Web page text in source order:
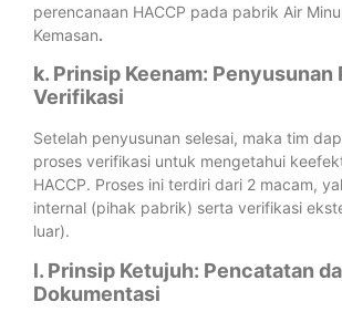
perencanaan HACCP pada pabrik Air
Kemasan.
k. Prinsip Keenam: Penyusunan
Verifikasi
Setelah penyusunan selesai, maka tim
proses verifikasi untuk mengetahui
HACCP. Proses ini terdiri dari 2 macam,
internal (pihak pabrik) serta verifikasi
luar).
l. Prinsip Ketujuh: Pencatatan
Dokumentasi